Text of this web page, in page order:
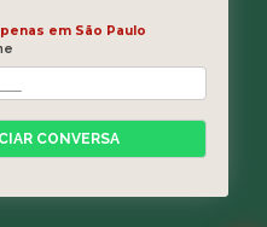
em São Paulo
CONVERSA